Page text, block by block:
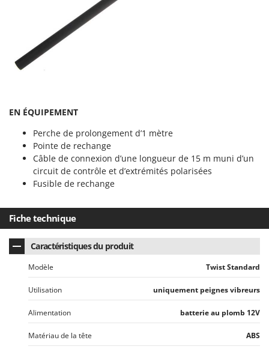
EN ÉQUIPEMENT
Perche de prolongement d’1 mètre
Pointe de rechange
Câble de connexion d’une longueur de 15 m muni d’un
circuit de contrôle et d’extrémités polarisées
Fusible de rechange
Fiche technique
Caractéristiques du produit
Modèle Twist Standard
Utilisation uniquement peignes vibreurs
Alimentation batterie au plomb 12V
Matériau de la tête ABS